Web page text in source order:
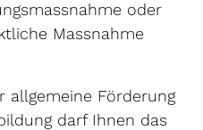
oder
Massnahme
allgemeine Förderung
darf Ihnen das